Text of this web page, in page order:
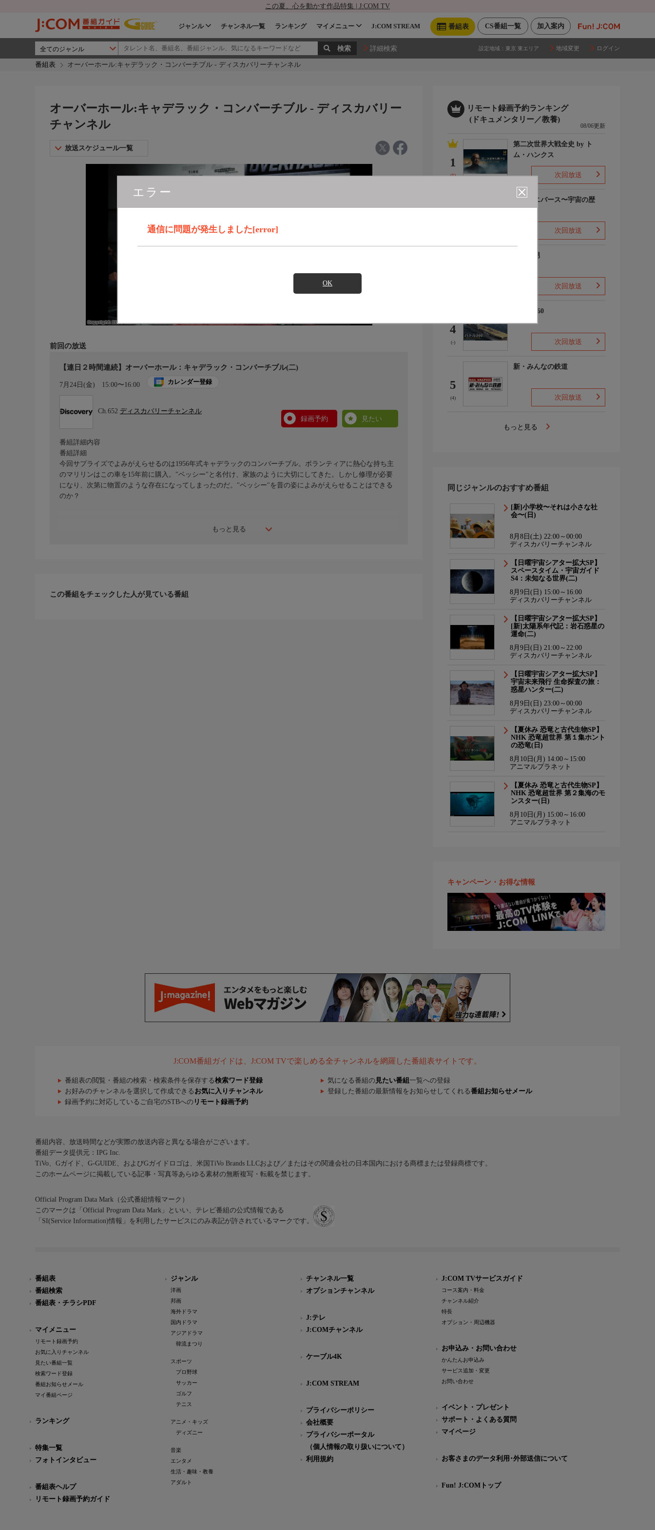
この夏、心を動かす作品特集 | J:COM TV
加入案内
CS番組一覧
番組表
ジャンル チャンネル一覧 ランキング マイメニュー J:COM STREAM
詳細検索 設定地域： 東京 東エリア 地域変更 ログイン
番組表 オーバーホール:キャデラック・コンバーチブル - ディスカバリーチャンネル
エラー
通信に問題が発生しました[error]
OK
オーバーホール:キャデラック・コンバーチブル - ディスカバリー
チャンネル
放送スケジュール一覧
前回の放送
【連日２時間連続】オーバーホール：キャデラック・コンバーチブル(二)
7月24日(金) 15:00〜16:00 カレンダー登録
Ch.652 ディスカバリーチャンネル
録画予約
見たい
もっと見る
番組詳細内容
番組詳細
今回サプライズでよみがえらせるのは1956年式キャデラックのコンバーチブル。ボランティアに熱心な持ち主
のマリリンはこの車を15年前に購入。"ベッシー"と名付け、家族のように大切にしてきた。しかし修理が必要
になり、次第に物置のような存在になってしまったのだ。"ベッシー"を昔の姿によみがえらせることはできる
のか？
この番組をチェックした人が見ている番組
リモート録画予約ランキング
(ドキュメンタリー／教養)
08/06更新
1
(1)
第二次世界大戦全史 by ト
ム・ハンクス
次回放送
ザ・ユニバース〜宇宙の歴
次回放送
ザ・森男
次回放送
4
(-)
バトル360
次回放送
5
(4)
新・みんなの鉄道
次回放送
もっと見る
同じジャンルのおすすめ番組
[新]小学校〜それは小さな社
会〜(日)
8月8日(土) 22:00～00:00
ディスカバリーチャンネル
【日曜宇宙シアター拡大SP】
スペースタイム・宇宙ガイド
S4：未知なる世界(二)
8月9日(日) 15:00～16:00
ディスカバリーチャンネル
【日曜宇宙シアター拡大SP】
[新]太陽系年代記：岩石惑星の
運命(二)
8月9日(日) 21:00～22:00
ディスカバリーチャンネル
【日曜宇宙シアター拡大SP】
宇宙未来飛行 生命探査の旅：
惑星ハンター(二)
8月9日(日) 23:00～00:00
ディスカバリーチャンネル
【夏休み 恐竜と古代生物SP】
NHK 恐竜超世界 第１集ホント
の恐竜(日)
8月10日(月) 14:00～15:00
アニマルプラネット
【夏休み 恐竜と古代生物SP】
NHK 恐竜超世界 第２集海のモ
ンスター(日)
8月10日(月) 15:00～16:00
アニマルプラネット
キャンペーン・お得な情報
J:COM番組ガイドは、J:COM TVで楽しめる全チャンネルを網羅した番組表サイトです。
番組表の閲覧・番組の検索・検索条件を保存する検索ワード登録 気になる番組の 見たい番組 一覧への登録
お好みのチャンネルを選択して作成できる お気に入りチャンネル 登録した番組の最新情報をお知らせしてくれる番組お知らせメール
録画予約に対応しているご自宅のSTBへの リモート録画予約
番組内容、放送時間などが実際の放送内容と異なる場合がございます。
番組データ提供元：IPG Inc.
TiVo、Gガイド、G-GUIDE、およびGガイドロゴは、米国TiVo Brands LLCおよび／またはその関連会社の日本国内における商標または登録商標です。
このホームページに掲載している記事・写真等あらゆる素材の無断複写・転載を禁じます。
Official Program Data Mark（公式番組情報マーク）
このマークは「Official Program Data Mark」といい、テレビ番組の公式情報である
「SI(Service Information)情報」を利用したサービスにのみ表記が許されているマークです。
番組表
番組検索
番組表・チラシPDF
マイメニュー
リモート録画予約
お気に入りチャンネル
見たい番組一覧
検索ワード登録
番組お知らせメール
マイ番組ページ
ランキング
特集一覧
フォトインタビュー
番組表ヘルプ
リモート録画予約ガイド
ジャンル
洋画
邦画
海外ドラマ
国内ドラマ
アジアドラマ
韓流まつり
スポーツ
プロ野球
サッカー
ゴルフ
テニス
アニメ・キッズ
ディズニー
音楽
エンタメ
生活・趣味・教養
アダルト
チャンネル一覧
オプションチャンネル
J:テレ
J:COMチャンネル
ケーブル4K
J:COM STREAM
プライバシーポリシー
会社概要
プライバシーポータル
（個人情報の取り扱いについて）
利用規約
J:COM TVサービスガイド
コース案内・料金
チャンネル紹介
特長
オプション・周辺機器
お申込み・お問い合わせ
かんたんお申込み
サービス追加・変更
お問い合わせ
イベント・プレゼント
サポート・よくある質問
マイページ
お客さまのデータ利用･外部送信について
Fun! J:COMトップ